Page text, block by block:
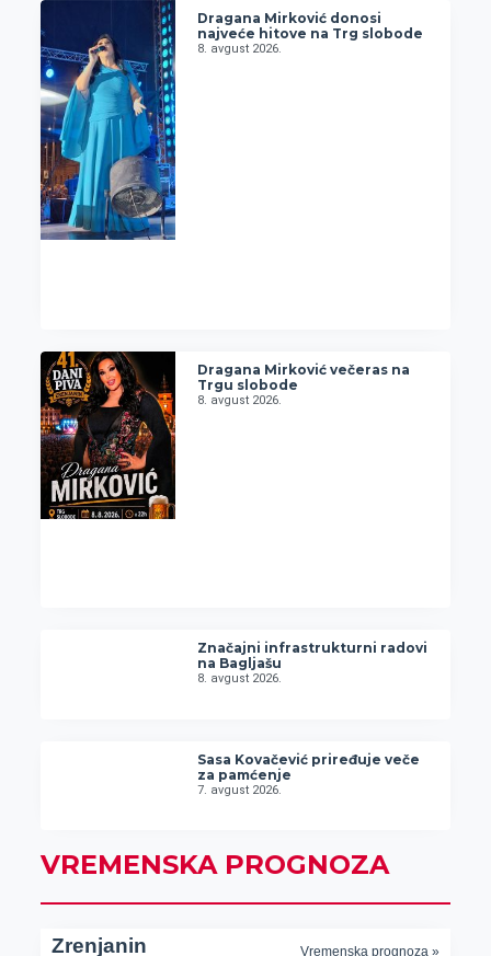
Dragana Mirković donosi
najveće hitove na Trg slobode
8. avgust 2026.
Dragana Mirković večeras na
Trgu slobode
8. avgust 2026.
Značajni infrastrukturni radovi
na Bagljašu
8. avgust 2026.
Sasa Kovačević priređuje veče
za pamćenje
7. avgust 2026.
VREMENSKA PROGNOZA